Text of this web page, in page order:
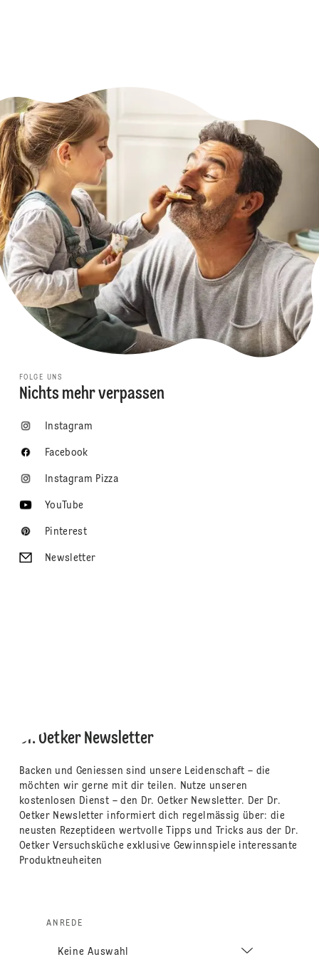
FOLGE UNS
Nichts mehr verpassen
Instagram
Facebook
Instagram Pizza
YouTube
Pinterest
Newsletter
Dr. Oetker Newsletter
Backen und Geniessen sind unsere Leidenschaft – die
möchten wir gerne mit dir teilen. Nutze unseren
kostenlosen Dienst – den Dr. Oetker Newsletter. Der Dr.
Oetker Newsletter informiert dich regelmässig über: die
neusten Rezeptideen wertvolle Tipps und Tricks aus der Dr.
Oetker Versuchsküche exklusive Gewinnspiele interessante
Produktneuheiten
ANREDE